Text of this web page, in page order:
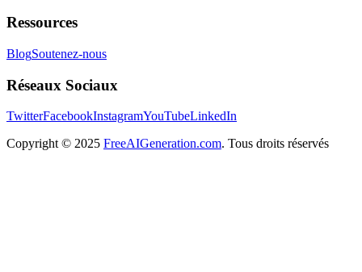
Ressources
BlogSoutenez-nous
Réseaux Sociaux
TwitterFacebookInstagramYouTubeLinkedIn
Copyright © 2025 FreeAIGeneration.com. Tous droits réservés